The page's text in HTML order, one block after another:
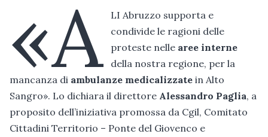
«A
LI Abruzzo supporta e
condivide le ragioni delle
proteste nelle aree interne
della nostra regione, per la
mancanza di ambulanze medicalizzate in Alto
Sangro». Lo dichiara il direttore Alessandro Paglia, a
proposito dell’iniziativa promossa da Cgil, Comitato
Cittadini Territorio – Ponte del Giovenco e